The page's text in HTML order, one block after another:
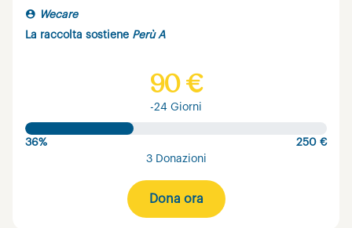
Wecare
La raccolta sostiene Perù A
90 €
-24 Giorni
36%
250 €
3 Donazioni
Dona ora